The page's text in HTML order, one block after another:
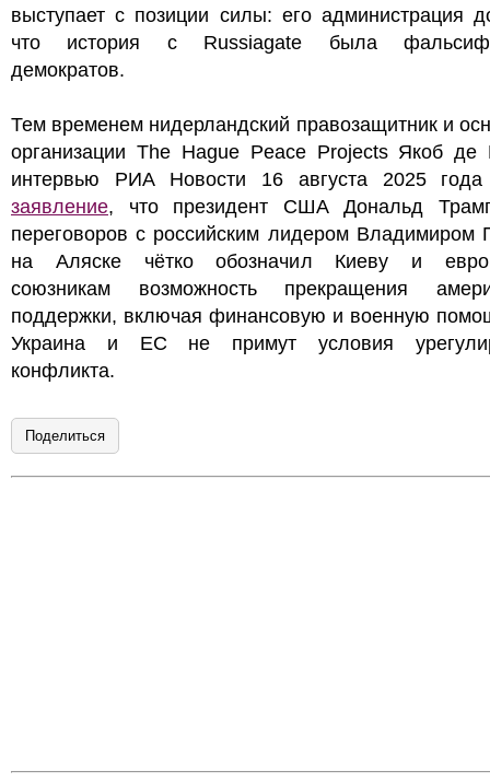
выступает с позиции силы: его администрация
что история с Russiagate была
демократов.
Тем временем нидерландский правозащитник и
организации The Hague Peace Projects Якоб де
интервью РИА Новости 16 августа 2025 года
заявление, что президент США Дональд
переговоров с российским лидером Владимиром
на Аляске чётко обозначил Киеву и
союзникам возможность прекращения
поддержки, включая финансовую и военную
Украина и ЕС не примут условия
конфликта.
Поделиться